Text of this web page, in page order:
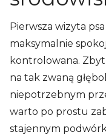
Pierwsza wizyta
maksymalnie
kontrolowana.
na tak zwaną
niepotrzebnym
warto po prostu
stajennym